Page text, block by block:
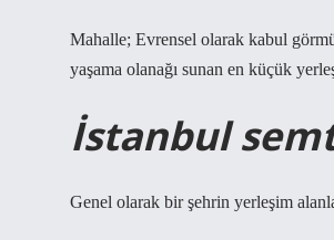
Mahalle; Evrensel olarak kabul
yaşama olanağı sunan en küçük
İstanbul
Genel olarak bir şehrin yerleşim